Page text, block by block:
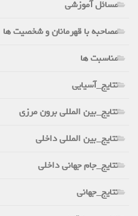
مسائل آموزشی
مصاحبه با قهرمانان و شخصیت ها
مناسبت ها
نتایج_آسیایی
نتایج_بین المللی برون مرزی
نتایج_بین المللی داخلی
نتایج_جام جهانی داخلی
نتایج_جهانی